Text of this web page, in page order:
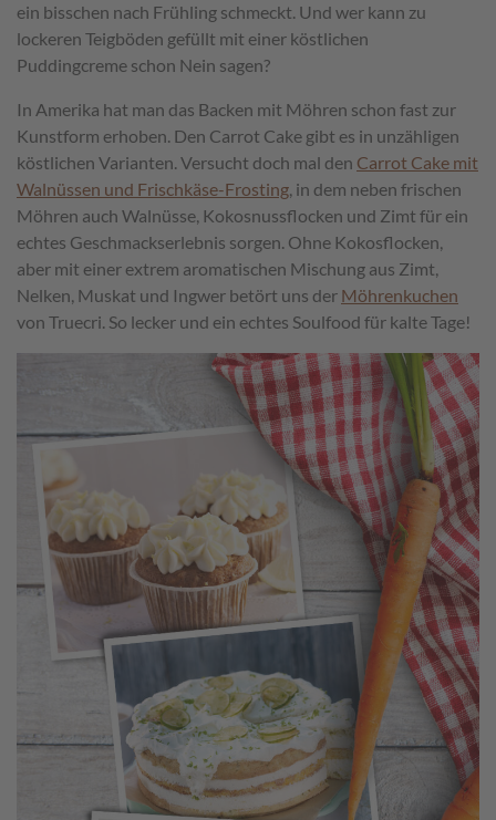
ein bisschen nach Frühling schmeckt. Und wer kann zu
lockeren Teigböden gefüllt mit einer köstlichen
Puddingcreme schon Nein sagen?
In Amerika hat man das Backen mit Möhren schon fast zur
Kunstform erhoben. Den Carrot Cake gibt es in unzähligen
köstlichen Varianten. Versucht doch mal den Carrot Cake mit
Walnüssen und Frischkäse-Frosting, in dem neben frischen
Möhren auch Walnüsse, Kokosnussflocken und Zimt für ein
echtes Geschmackserlebnis sorgen. Ohne Kokosflocken,
aber mit einer extrem aromatischen Mischung aus Zimt,
Nelken, Muskat und Ingwer betört uns der Möhrenkuchen
von Truecri. So lecker und ein echtes Soulfood für kalte Tage!